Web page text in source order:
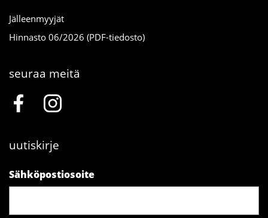
Jälleenmyyjät
Hinnasto 06/2026 (PDF-tiedosto)
seuraa meitä
uutiskirje
Sähköpostiosoite